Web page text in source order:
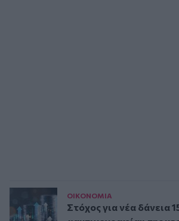
ΟΙΚΟΝΟΜΙΑ
Στόχος για νέα δάνεια